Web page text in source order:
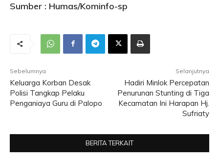
Sumber : Humas/Kominfo-sp
Sebelumnya
Keluarga Korban Desak
Polisi Tangkap Pelaku
Penganiaya Guru di Palopo
Selanjutnya
Hadiri Minlok Percepatan
Penurunan Stunting di Tiga
Kecamatan Ini Harapan Hj.
Sufriaty
BERITA TERKAIT